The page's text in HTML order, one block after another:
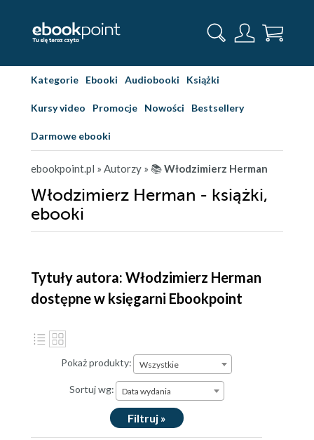
Kategorie Ebooki Audiobooki Książki
Kursy video Promocje Nowości Bestsellery
Darmowe ebooki
ebookpoint.pl » Autorzy » 📚Włodzimierz Herman
Włodzimierz Herman - książki,
ebooki
Tytuły autora: Włodzimierz Herman
dostępne w księgarni Ebookpoint
Pokaż produkty: Wszystkie
Sortuj wg: Data wydania
Filtruj »